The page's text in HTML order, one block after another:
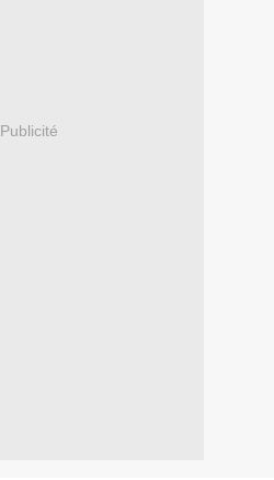
Publicité